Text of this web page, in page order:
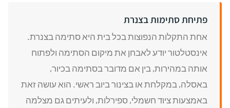
פתיחת סתימות בצנרת
אחת התקלות הנפוצות בכל בית היא סתימה בצנרת.
אינסטלטור יודע לאבחן את מיקום הסתימה ולפתוח
אותה במהירות, בין אם מדובר בסתימה בכיור,
באסלה, במקלחת או בצינור ביוב ראשי. הוא עושה זאת
באמצעות ציוד חשמלי, ספירלות, ולעיתים גם מצלמה